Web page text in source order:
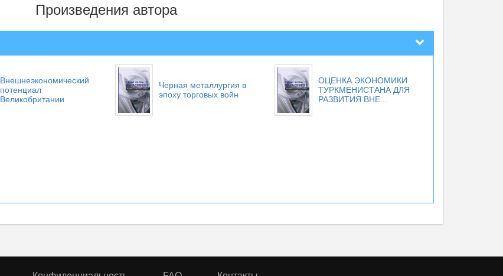
Произведения автора
Внешнеэкономический
потенциал
Великобритании
Черная металлургия в
эпоху торговых войн
ОЦЕНКА ЭКОНОМИКИ
ТУРКМЕНИСТАНА ДЛЯ
РАЗВИТИЯ ВНЕ...